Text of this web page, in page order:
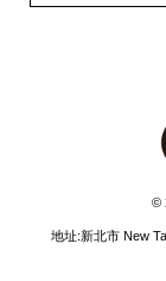
©
地址:新北市 New